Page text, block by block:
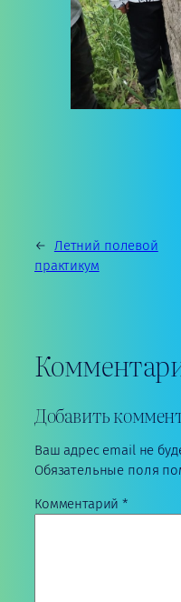
← Летний полевой
практикум
Добавить
Ваш адрес email не
Обязательные поля
Комментарий*